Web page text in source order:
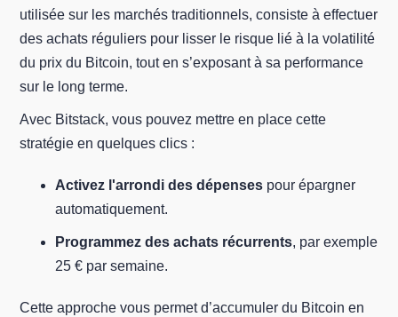
utilisée sur les marchés traditionnels, consiste à effectuer
des achats réguliers pour lisser le risque lié à la volatilité
du prix du Bitcoin, tout en s’exposant à sa performance
sur le long terme.
Avec Bitstack, vous pouvez mettre en place cette
stratégie en quelques clics :
Activez l'arrondi des dépenses pour épargner
automatiquement.
Programmez des achats récurrents, par exemple
25 € par semaine.
Cette approche vous permet d’accumuler du Bitcoin en